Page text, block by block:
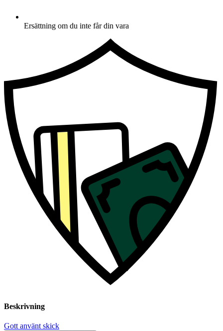
Ersättning om du inte får din vara
Beskrivning
Gott använt skick